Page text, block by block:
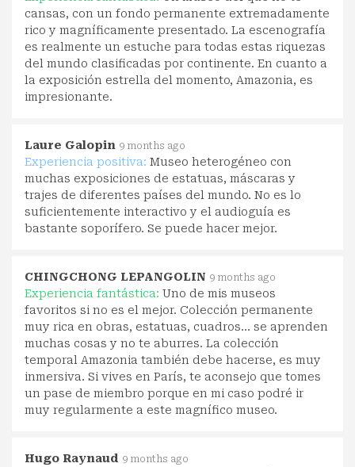
cansas, con un fondo permanente extremadamente
rico y magníficamente presentado. La escenografía
es realmente un estuche para todas estas riquezas
del mundo clasificadas por continente. En cuanto a
la exposición estrella del momento, Amazonia, es
impresionante.
Laure Galopin 9 months ago
Experiencia positiva: Museo heterogéneo con
muchas exposiciones de estatuas, máscaras y
trajes de diferentes países del mundo. No es lo
suficientemente interactivo y el audioguía es
bastante soporífero. Se puede hacer mejor.
CHINGCHONG LEPANGOLIN 9 months ago
Experiencia fantástica: Uno de mis museos
favoritos si no es el mejor. Colección permanente
muy rica en obras, estatuas, cuadros... se aprenden
muchas cosas y no te aburres. La colección
temporal Amazonia también debe hacerse, es muy
inmersiva. Si vives en París, te aconsejo que tomes
un pase de miembro porque en mi caso podré ir
muy regularmente a este magnífico museo.
Hugo Raynaud 9 months ago